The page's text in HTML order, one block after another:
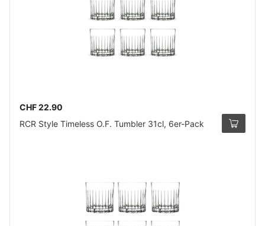
CHF 22.90
RCR Style Timeless O.F. Tumbler 31cl, 6er-Pack